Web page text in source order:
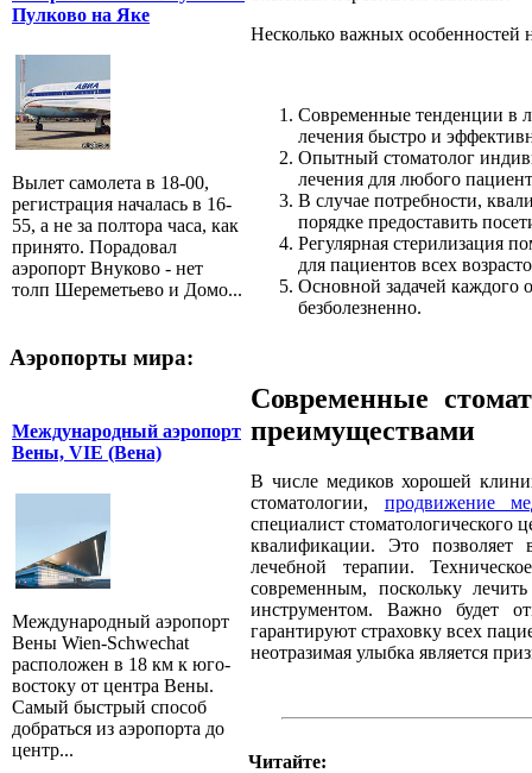
Пулково на Яке
Вылет самолета в 18-00,
регистрация началась в 16-
55, а не за полтора часа, как
принято. Порадовал
аэропорт Внуково - нет
толп Шереметьево и Домо...
Аэропорты мира:
Международный аэропорт
Вены, VIE (Вена)
Международный аэропорт
Вены Wien-Schwechat
расположен в 18 км к юго-
востоку от центра Вены.
Самый быстрый способ
добраться из аэропорта до
центр...
Несколько важных
Современные тенденции в
лечения быстро и
Опытный стоматолог
лечения для любого
В случае потребности,
порядке предоставить
Регулярная стерилизация
для пациентов всех
Основной задачей каждого
безболезненно.
Современные
преимуществами
В числе медиков хорошей
стоматологии, продвижение
специалист стоматологического
квалификации. Это позволяет
лечебной терапии.
современным, поскольку
инструментом. Важно будет
гарантируют страховку всех
неотразимая улыбка является
Читайте: